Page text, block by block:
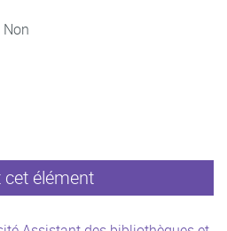
Non
élément